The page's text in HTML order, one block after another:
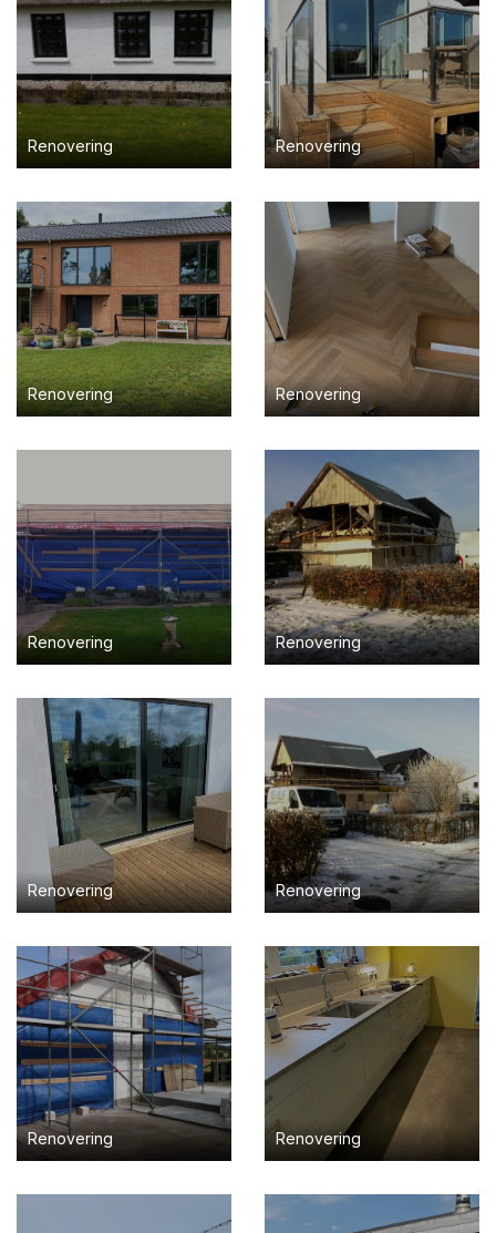
Renovering Renovering
Renovering Renovering
Renovering Renovering
Renovering Renovering
Renovering Renovering